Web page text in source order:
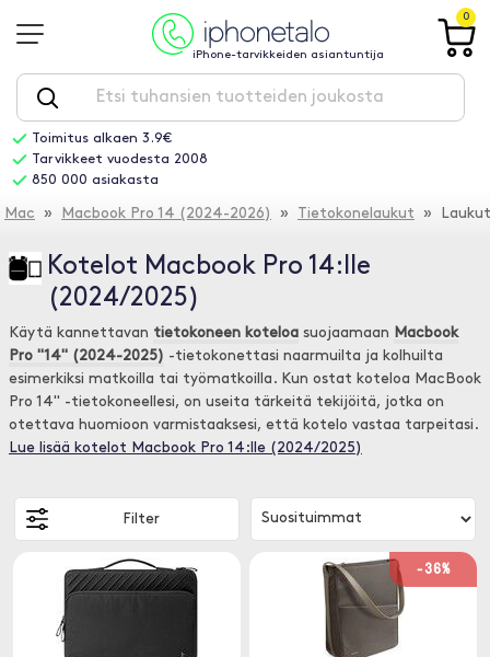
iPhone-tarvikkeiden asiantuntija
0
Toimitus alkaen 3.9€
Tarvikkeet vuodesta 2008
850 000 asiakasta
Mac » Macbook Pro 14 (2024-2026) » Tietokonelaukut » Laukut
Kotelot Macbook Pro 14:lle
(2024/2025)
Käytä kannettavan tietokoneen koteloa suojaamaan Macbook
Pro "14" (2024-2025) -tietokonettasi naarmuilta ja kolhuilta
esimerkiksi matkoilla tai työmatkoilla. Kun ostat koteloa MacBook
Pro 14" -tietokoneellesi, on useita tärkeitä tekijöitä, jotka on
otettava huomioon varmistaaksesi, että kotelo vastaa tarpeitasi.
Lue lisää kotelot Macbook Pro 14:lle (2024/2025)
Filter
-36%